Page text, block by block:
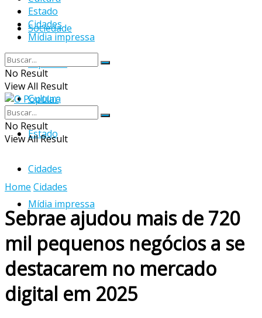
Sociedade
Esportes
Cultura
Estado
Cidades
Mídia impressa
Estado
Cidades
Mídia impressa
No Result
View All Result
No Result
View All Result
Home Cidades
Sebrae ajudou mais de 720
mil pequenos negócios a se
destacarem no mercado
digital em 2025